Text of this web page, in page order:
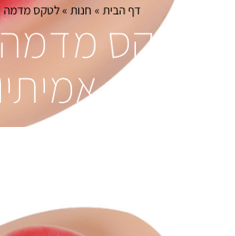
דף הבית » חנות »לטקס מדמה
לטקס